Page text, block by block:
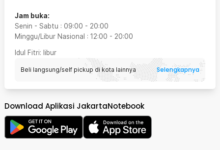
Jam buka:
Senin - Sabtu : 09:00 - 20:00
Minggu/Libur Nasional : 12:00 - 20:00
Idul Fitri: libur
Beli langsung/self pickup di kota lainnya Selengkapnya
Download Aplikasi JakartaNotebook